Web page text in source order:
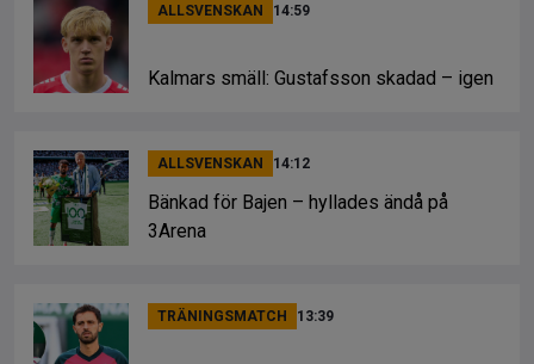
ALLSVENSKAN 14:59
Kalmars smäll: Gustafsson skadad – igen
ALLSVENSKAN 14:12
Bänkad för Bajen – hyllades ändå på
3Arena
TRÄNINGSMATCH 13:39